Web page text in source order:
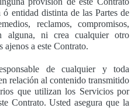
entidad distinta de las Partes de
reclamos, compromisos,
alguna, ni crea cualquier otro
ajenos a este Contrato.
de cualquier y toda
relación al contenido transmitido
que utilizan los Servicios por
Contrato. Usted asegura que la